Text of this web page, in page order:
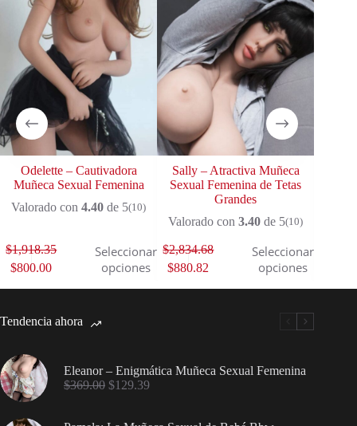
Odelette – Cautivadora
Muñeca Sexual Femenina
Valorado con4.40 de 5(10)
$1,918.35
$800.00
Seleccionar
opciones
Sally – Atractiva Muñeca
Sexual Femenina de Tetas
Grandes
Valorado con3.40 de 5(10)
$2,834.68
$880.82
Seleccionar
opciones
Tendencia ahora
Eleanor – Enigmática Muñeca Sexual Femenina
$369.00 $129.39